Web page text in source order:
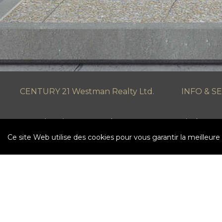
CENTURY 21 Westman Realty Ltd. INFO &
2915 Victoria Ave, Brandon, MB
R7B2N6
Find a
Careers
Terms &
Ce site Web utilise des cookies pour vous garantir la